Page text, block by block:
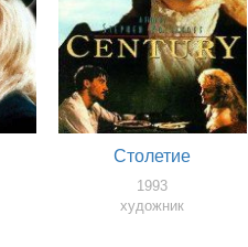
Столетие
1993
художник